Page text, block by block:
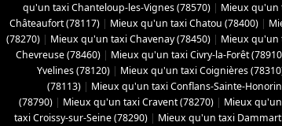
qu'un taxi Chanteloup-les-Vignes (78570) | Mieux qu'un
Châteaufort (78117) | Mieux qu'un taxi Chatou (78400) |
(78270) | Mieux qu'un taxi Chavenay (78450) | Mieux qu'un
Chevreuse (78460) | Mieux qu'un taxi Civry-la-Forêt
Yvelines (78120) | Mieux qu'un taxi Coignières
(78113) | Mieux qu'un taxi Conflans-Sainte-
(78790) | Mieux qu'un taxi Cravent (78270) | Mieux
taxi Croissy-sur-Seine (78290) | Mieux qu'un taxi